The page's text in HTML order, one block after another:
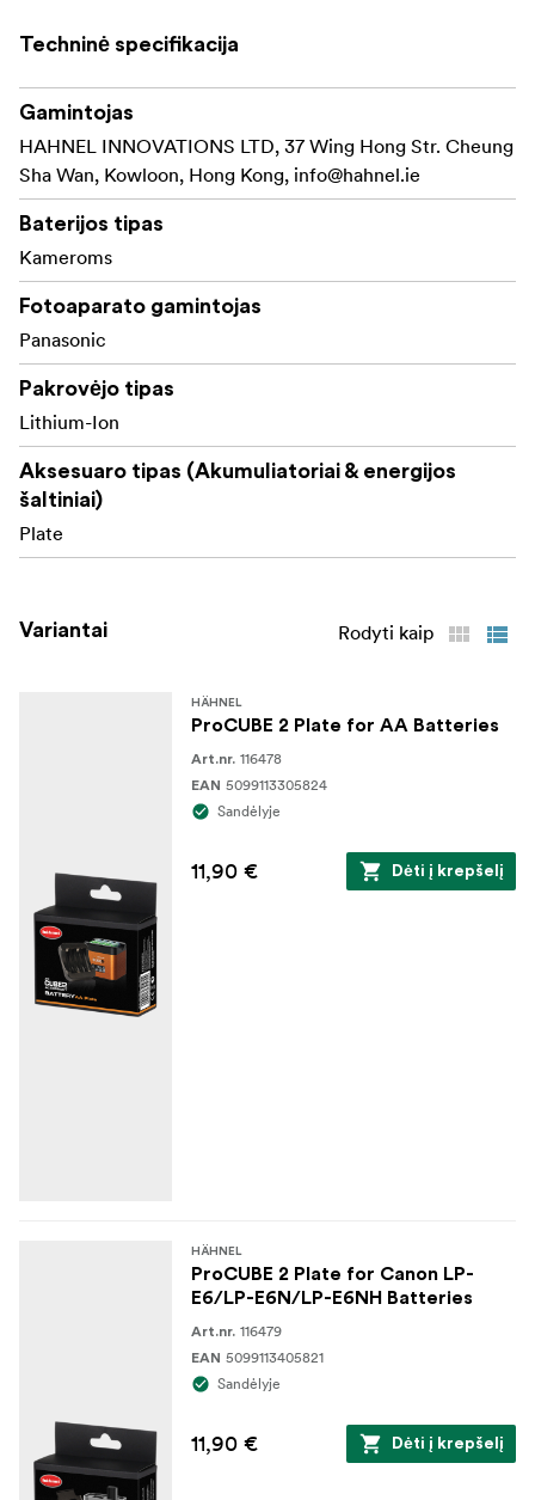
Techninė specifikacija
Gamintojas
HAHNEL INNOVATIONS LTD, 37 Wing Hong Str. Cheung
Sha Wan, Kowloon, Hong Kong, info@hahnel.ie
Baterijos tipas
Kameroms
Fotoaparato gamintojas
Panasonic
Pakrovėjo tipas
Lithium-Ion
Aksesuaro tipas (Akumuliatoriai & energijos
šaltiniai)
Plate
Variantai Rodyti kaip
HÄHNEL
ProCUBE 2 Plate for AA Batteries
Art.nr. 116478
EAN 5099113305824
Sandėlyje
11,90 € Dėti į krepšelį
HÄHNEL
ProCUBE 2 Plate for Canon LP-
E6/LP-E6N/LP-E6NH Batteries
Art.nr. 116479
EAN 5099113405821
Sandėlyje
11,90 € Dėti į krepšelį